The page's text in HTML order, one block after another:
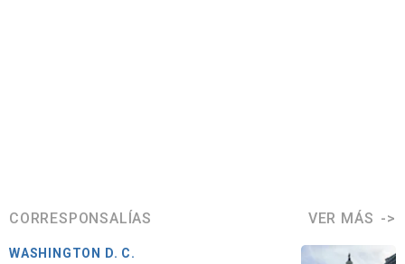
CORRESPONSALÍAS VER MÁS
WASHINGTON D. C.